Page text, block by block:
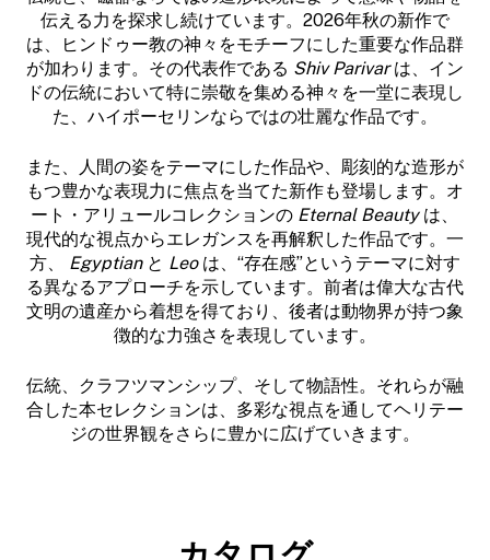
伝える力を探求し続けています。2026年秋の新作で
は、ヒンドゥー教の神々をモチーフにした重要な作品群
が加わります。その代表作である Shiv Parivarは、イン
ドの伝統において特に崇敬を集める神々を一堂に表現し
た、ハイポーセリンならではの壮麗な作品です。
また、人間の姿をテーマにした作品や、彫刻的な造形が
もつ豊かな表現力に焦点を当てた新作も登場します。オ
ート・アリュールコレクションの Eternal Beauty は、
現代的な視点からエレガンスを再解釈した作品です。一
方、 Egyptian と Leo は、“存在感”というテーマに対す
る異なるアプローチを示しています。前者は偉大な古代
文明の遺産から着想を得ており、後者は動物界が持つ象
徴的な力強さを表現しています。
伝統、クラフツマンシップ、そして物語性。それらが融
合した本セレクションは、多彩な視点を通してヘリテー
ジの世界観をさらに豊かに広げていきます。